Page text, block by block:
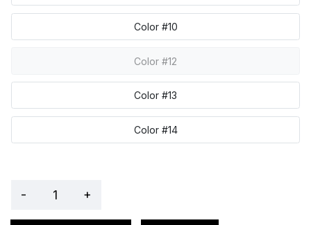
Color #10
Color #12
Color #13
Color #14
- +